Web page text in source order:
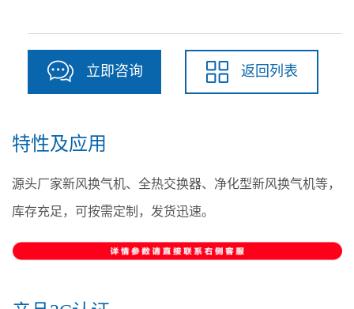
立即咨询 返回列表
特性及应用
源头厂家新风换气机、全热交换器、净化型新风换气机等，
库存充足，可按需定制，发货迅速。